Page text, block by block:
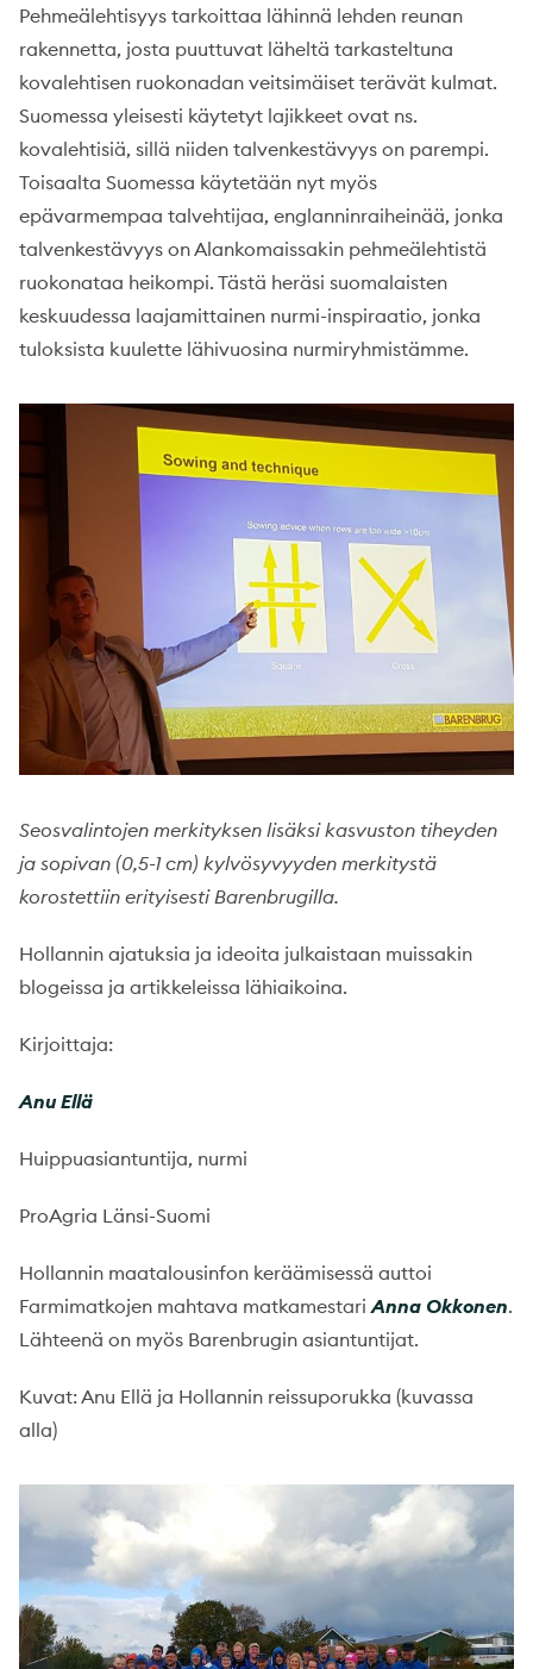
Pehmeälehtisyys tarkoittaa lähinnä lehden reunan
rakennetta, josta puuttuvat läheltä tarkasteltuna
kovalehtisen ruokonadan veitsimäiset terävät kulmat.
Suomessa yleisesti käytetyt lajikkeet ovat ns.
kovalehtisiä, sillä niiden talvenkestävyys on parempi.
Toisaalta Suomessa käytetään nyt myös
epävarmempaa talvehtijaa, englanninraiheinää, jonka
talvenkestävyys on Alankomaissakin pehmeälehtistä
ruokonataa heikompi. Tästä heräsi suomalaisten
keskuudessa laajamittainen nurmi-inspiraatio, jonka
tuloksista kuulette lähivuosina nurmiryhmistämme.
Seosvalintojen merkityksen lisäksi kasvuston tiheyden
ja sopivan (0,5-1 cm) kylvösyvyyden merkitystä
korostettiin erityisesti Barenbrugilla.
Hollannin ajatuksia ja ideoita julkaistaan muissakin
blogeissa ja artikkeleissa lähiaikoina.
Kirjoittaja:
Anu Ellä
Huippuasiantuntija, nurmi
ProAgria Länsi-Suomi
Hollannin maatalousinfon keräämisessä auttoi
Farmimatkojen mahtava matkamestariAnna Okkonen.
Lähteenä on myös Barenbrugin asiantuntijat.
Kuvat: Anu Ellä ja Hollannin reissuporukka (kuvassa
alla)